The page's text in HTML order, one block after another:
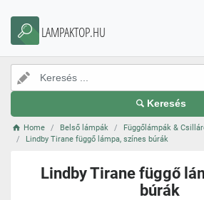
LAMPAKTOP.HU
Keresés
Home Belső lámpák
Függőlámpák &
Lindby Tirane függő lámpa, színes búrák
Lindby Tirane függő
búrák